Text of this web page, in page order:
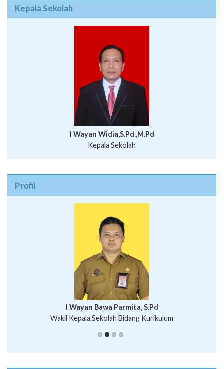
Kepala Sekolah
I Wayan Widia,S.Pd.,M.Pd
Kepala Sekolah
Profil
Putu Suhartana, S.Pd.
I Wayan Bawa Parmita, S.Pd
Wakil Kepala Sekolah Bidang Kurikulum
I Wayan Gede Aditya Pratita, S.Pd., M.Sn
Ni Wayan Nopi Sutantri, S.Pd.